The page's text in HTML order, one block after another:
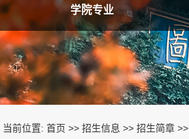
学院专业
当前位置: 首页 >> 招生信息 >> 招生简章>>